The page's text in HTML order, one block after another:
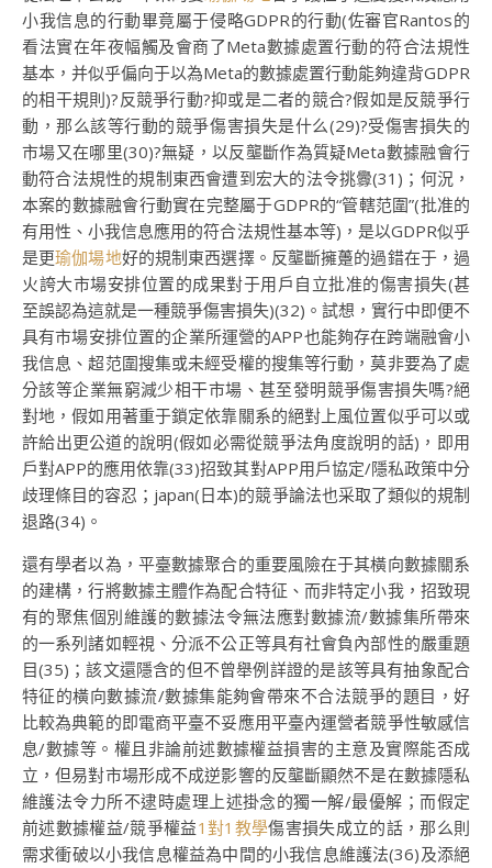
小我信息的行動畢竟屬于侵略GDPR的行動(佐審官Rantos的
看法實在年夜幅觸及會商了Meta數據處置行動的符合法規性
基本，并似乎偏向于以為Meta的數據處置行動能夠違背GDPR
的相干規則)?反競爭行動?抑或是二者的競合?假如是反競爭行
動，那么該等行動的競爭傷害損失是什么(29)?受傷害損失的
市場又在哪里(30)?無疑，以反壟斷作為質疑Meta數據融會行
動符合法規性的規制東西會遭到宏大的法令挑釁(31)；何況，
本案的數據融會行動實在完整屬于GDPR的“管轄范圍”(批准的
有用性、小我信息應用的符合法規性基本等)，是以GDPR似乎
是更瑜伽場地好的規制東西選擇。反壟斷擁躉的過錯在于，過
火誇大市場安排位置的成果對于用戶自立批准的傷害損失(甚
至誤認為這就是一種競爭傷害損失)(32)。試想，實行中即便不
具有市場安排位置的企業所運營的APP也能夠存在跨端融會小
我信息、超范圍搜集或未經受權的搜集等行動，莫非要為了處
分該等企業無窮減少相干市場、甚至發明競爭傷害損失嗎?絕
對地，假如用著重于鎖定依靠關系的絕對上風位置似乎可以或
許給出更公道的說明(假如必需從競爭法角度說明的話)，即用
戶對APP的應用依靠(33)招致其對APP用戶協定/隱私政策中分
歧理條目的容忍；japan(日本)的競爭論法也采取了類似的規制
退路(34)。
還有學者以為，平臺數據聚合的重要風險在于其橫向數據關系
的建構，行將數據主體作為配合特征、而非特定小我，招致現
有的聚焦個別維護的數據法令無法應對數據流/數據集所帶來
的一系列諸如輕視、分派不公正等具有社會負內部性的嚴重題
目(35)；該文還隱含的但不曾舉例詳證的是該等具有抽象配合
特征的橫向數據流/數據集能夠會帶來不合法競爭的題目，好
比較為典範的即電商平臺不妥應用平臺內運營者競爭性敏感信
息/數據等。權且非論前述數據權益損害的主意及實際能否成
立，但易對市場形成不成逆影響的反壟斷顯然不是在數據隱私
維護法令力所不逮時處理上述掛念的獨一解/最優解；而假定
前述數據權益/競爭權益1對1教學傷害損失成立的話，那么則
需求衝破以小我信息權益為中間的小我信息維護法(36)及添絕